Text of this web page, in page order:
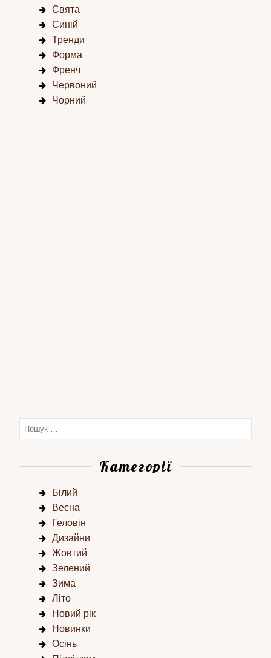
Свята
Синій
Тренди
Форма
Френч
Червоний
Чорний
Категорії
Білий
Весна
Геловін
Дизайни
Жовтий
Зелений
Зима
Літо
Новий рік
Новинки
Осінь